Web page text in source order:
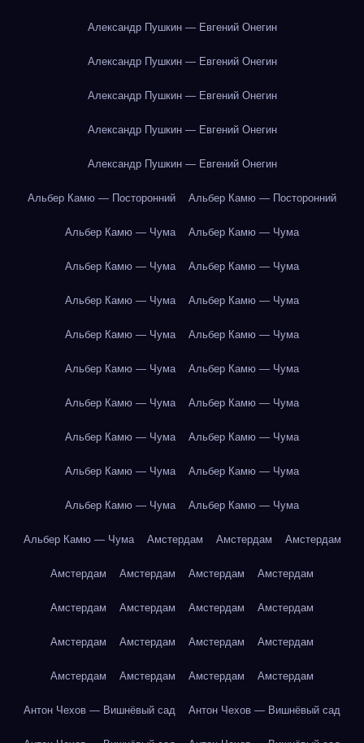
Александр Пушкин — Евгений Онегин
Александр Пушкин — Евгений Онегин
Александр Пушкин — Евгений Онегин
Александр Пушкин — Евгений Онегин
Александр Пушкин — Евгений Онегин
Альбер Камю — Посторонний Альбер Камю — Посторонний
Альбер Камю — Чума Альбер Камю — Чума
Альбер Камю — Чума Альбер Камю — Чума
Альбер Камю — Чума Альбер Камю — Чума
Альбер Камю — Чума Альбер Камю — Чума
Альбер Камю — Чума Альбер Камю — Чума
Альбер Камю — Чума Альбер Камю — Чума
Альбер Камю — Чума Альбер Камю — Чума
Альбер Камю — Чума Альбер Камю — Чума
Альбер Камю — Чума Альбер Камю — Чума
Альбер Камю — Чума Амстердам Амстердам Амстердам
Амстердам Амстердам Амстердам Амстердам
Амстердам Амстердам Амстердам Амстердам
Амстердам Амстердам Амстердам Амстердам
Амстердам Амстердам Амстердам Амстердам
Антон Чехов — Вишнёвый сад Антон Чехов — Вишнёвый сад